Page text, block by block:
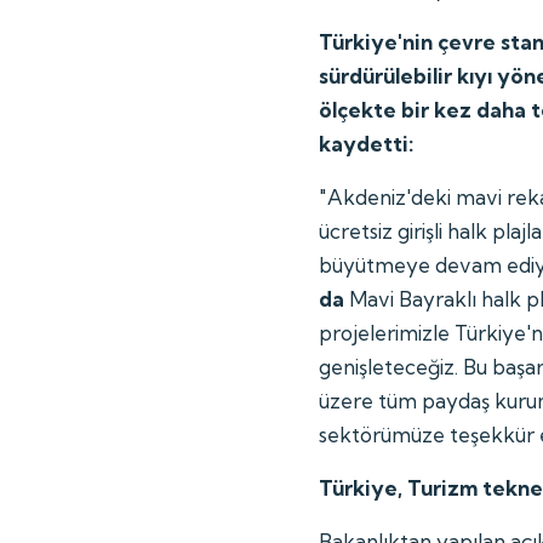
Türkiye'nin çevre
sürdürülebilir kıyı
ölçekte bir kez daha
kaydetti:
"Akdeniz'deki mavi
ücretsiz girişli halk
büyütmeye devam
da Mavi Bayraklı halk
projelerimizle
genişleteceğiz. Bu
üzere tüm paydaş
sektörümüze teşekkür
Türkiye, Turizm